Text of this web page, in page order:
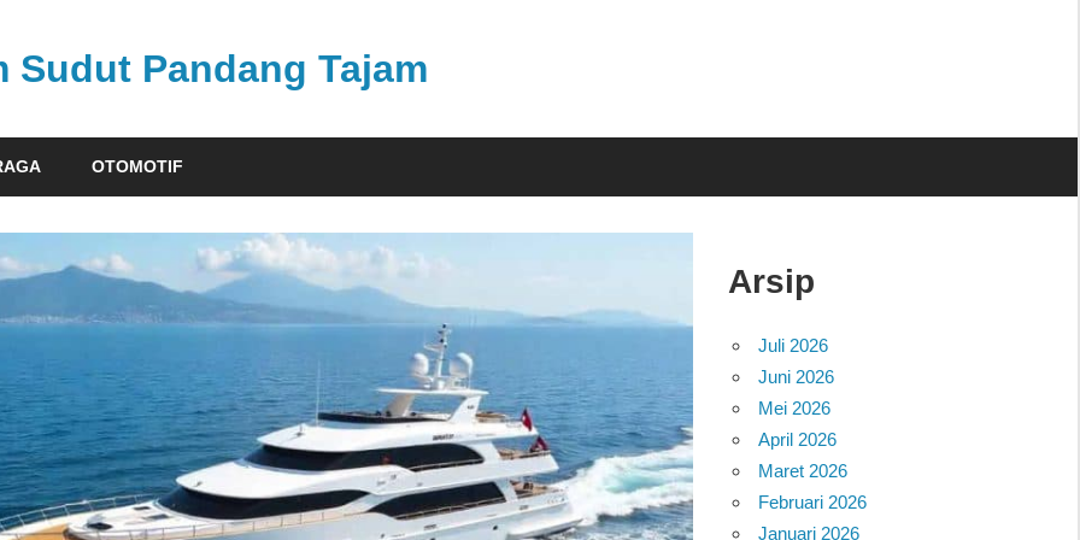
Sudut Pandang Tajam
OTOMOTIF
Arsip
Juli 2026
Juni 2026
Mei 2026
April 2026
Maret 2026
Februari 2026
Januari 2026